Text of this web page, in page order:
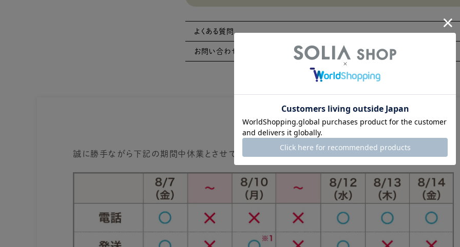
よくある質問
お問い合わせ
【休業のお知らせ】
誠に勝手ながら下記の期間中休業とさせていただきます。